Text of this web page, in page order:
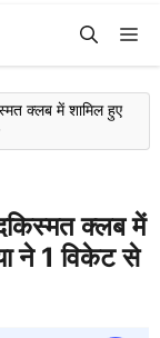
क्लब में शामिल हुए
क्लब में
ने 1 विकेट से